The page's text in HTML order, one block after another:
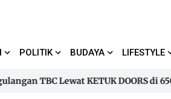
POLITIK BUDAYA LIFESTYLE
Lewat KETUK DOORS di 650 Desa